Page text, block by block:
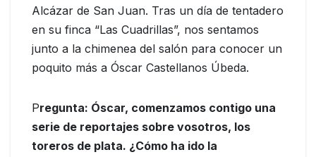
Alcázar de San Juan. Tras un día de tentadero
en su finca “Las Cuadrillas”, nos sentamos
junto a la chimenea del salón para conocer un
poquito más a Óscar Castellanos Úbeda.
Pregunta: Óscar, comenzamos contigo una
serie de reportajes sobre vosotros, los
toreros de plata. ¿Cómo ha ido la